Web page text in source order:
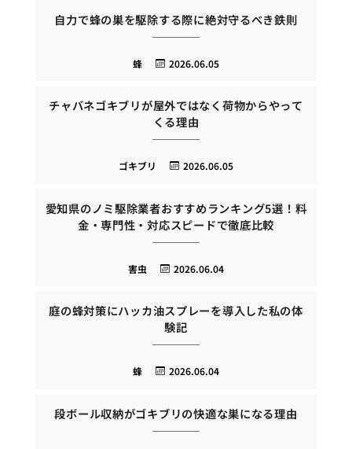
自力で蜂の巣を駆除する際に絶対守るべき鉄則
2026.06.05
蜂
チャバネゴキブリが屋外ではなく荷物からやって
くる理由
2026.06.05
ゴキブリ
愛知県のノミ駆除業者おすすめランキング5選！料
金・専門性・対応スピードで徹底比較
2026.06.04
害虫
庭の蜂対策にハッカ油スプレーを導入した私の体
験記
2026.06.04
蜂
段ボール収納がゴキブリの快適な巣になる理由